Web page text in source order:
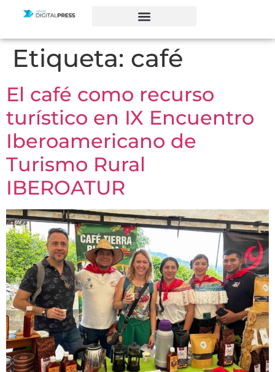
Etiqueta: café
El café como recurso
turístico en IX Encuentro
Iberoamericano de
Turismo Rural
IBEROATUR